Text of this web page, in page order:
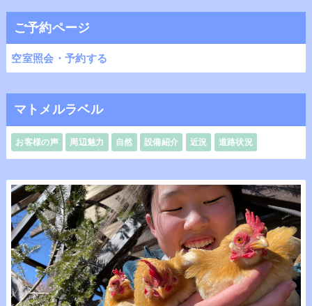
ご予約ページ
空室照会・予約する
マトメルラベル
お客様の声 周辺魅力 自然 設備紹介 近況 道路状況